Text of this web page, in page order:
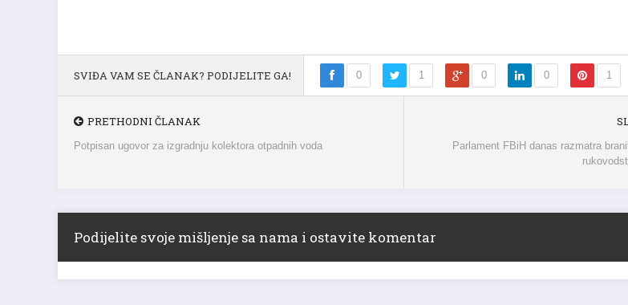
SVIĐA VAM SE ČLANAK? PODIJELITE GA! 0 1 0 0 1
PRETHODNI ČLANAK
Potpisan ugovor za izgradnju kolektora otpadnih voda
Parlament FBiH danas razmatra
Podijelite svoje mišljenje sa nama i ostavite komentar